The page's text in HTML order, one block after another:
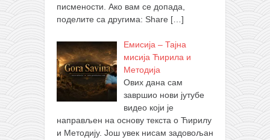
писмености. Ако вам се допада,
поделите са другима: Share […]
Емисија – Тајна
мисија Ћирила и
Методија
Ових дана сам
завршио нови јутубе
видео који је
направљен на основу текста о Ћирилу
и Методију. Још увек нисам задовољан